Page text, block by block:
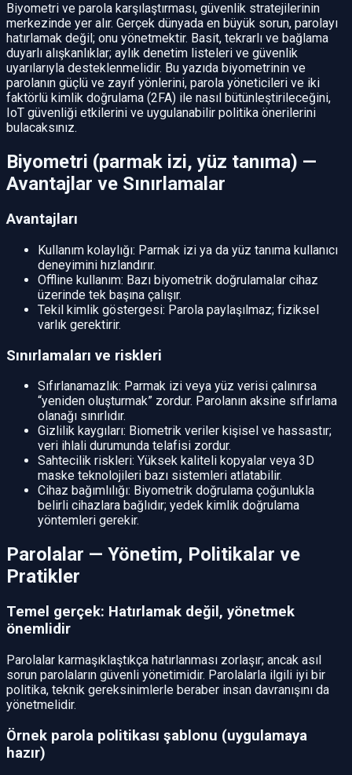
Biyometri ve parola karşılaştırması, güvenlik stratejilerinin
merkezinde yer alır. Gerçek dünyada en büyük sorun, parolayı
hatırlamak değil; onu yönetmektir. Basit, tekrarlı ve bağlama
duyarlı alışkanlıklar; aylık denetim listeleri ve güvenlik
uyarılarıyla desteklenmelidir. Bu yazıda biyometrinin ve
parolanın güçlü ve zayıf yönlerini, parola yöneticileri ve iki
faktörlü kimlik doğrulama (2FA) ile nasıl bütünleştirileceğini,
IoT güvenliği etkilerini ve uygulanabilir politika önerilerini
bulacaksınız.
Biyometri (parmak izi, yüz tanıma) —
Avantajlar ve Sınırlamalar
Avantajları
Kullanım kolaylığı: Parmak izi ya da yüz tanıma kullanıcı
deneyimini hızlandırır.
Offline kullanım: Bazı biyometrik doğrulamalar cihaz
üzerinde tek başına çalışır.
Tekil kimlik göstergesi: Parola paylaşılmaz; fiziksel
varlık gerektirir.
Sınırlamaları ve riskleri
Sıfırlanamazlık: Parmak izi veya yüz verisi çalınırsa
“yeniden oluşturmak” zordur. Parolanın aksine sıfırlama
olanağı sınırlıdır.
Gizlilik kaygıları: Biometrik veriler kişisel ve hassastır;
veri ihlali durumunda telafisi zordur.
Sahtecilik riskleri: Yüksek kaliteli kopyalar veya 3D
maske teknolojileri bazı sistemleri atlatabilir.
Cihaz bağımlılığı: Biyometrik doğrulama çoğunlukla
belirli cihazlara bağlıdır; yedek kimlik doğrulama
yöntemleri gerekir.
Parolalar — Yönetim, Politikalar ve
Pratikler
Temel gerçek: Hatırlamak değil, yönetmek
önemlidir
Parolalar karmaşıklaştıkça hatırlanması zorlaşır; ancak asıl
sorun parolaların güvenli yönetimidir. Parolalarla ilgili iyi bir
politika, teknik gereksinimlerle beraber insan davranışını da
yönetmelidir.
Örnek parola politikası şablonu (uygulamaya
hazır)